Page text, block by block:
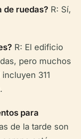
de ruedas? R: Sí,
R: El edificio
pero muchos
311
para
de la tarde son